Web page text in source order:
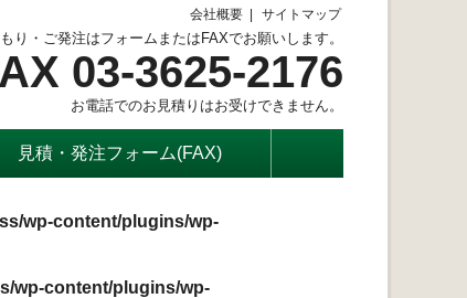
会社概要 サイトマップ
り・ご発注はフォームまたはFAXでお願いします。
03-3625-2176
お電話でのお見積りはお受けできません。
見積・発注フォーム(FAX)
wp-content/plugins/wp-
wp-content/plugins/wp-